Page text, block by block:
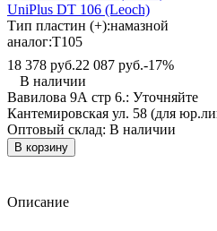
UniPlus DT 106 (Leoch)
Тип пластин (+):намазной
аналог:T105
18 378 руб.22 087 руб.-17%
В наличии
Вавилова 9А стр 6.: Уточняйте
Кантемировская ул. 58 (для
Оптовый склад: В наличии
В корзину
Описание